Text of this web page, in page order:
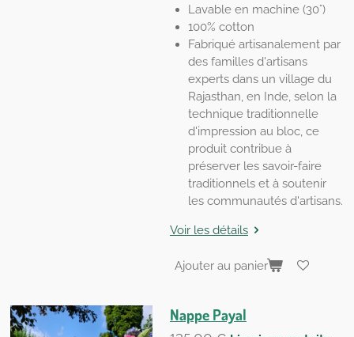
Lavable en machine (30°)
100% cotton
Fabriqué artisanalement par
des familles d'artisans
experts dans un village du
Rajasthan, en Inde, selon la
technique traditionnelle
d'impression au bloc, ce
produit contribue à
préserver les savoir-faire
traditionnels et à soutenir
les communautés d'artisans.
Voir les détails
Ajouter au panier
Nappe Payal